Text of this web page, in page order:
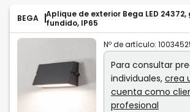
BEGA
Aplique de exterior Bega LED
fundido, IP65
Nº de artículo:
Para consultar
individuales, crea
cuenta como
profesional